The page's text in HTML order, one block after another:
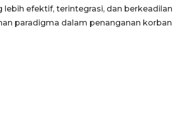
efektif, terintegrasi, dan berkeadilan
paradigma dalam penanganan korban